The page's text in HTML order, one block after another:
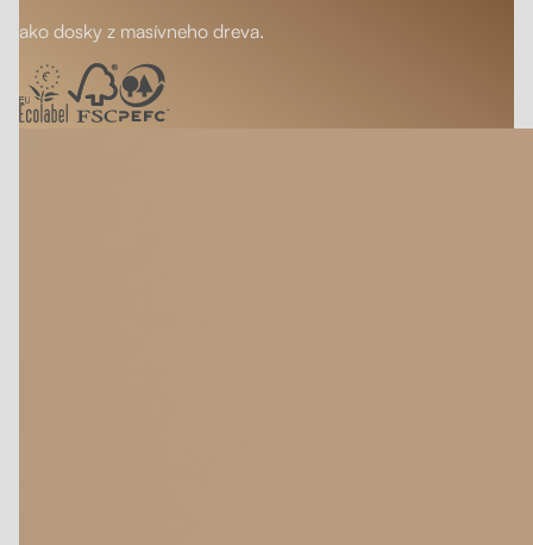
ako dosky z masívneho dreva.